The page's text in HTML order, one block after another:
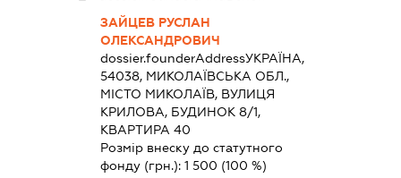
ЗАЙЦЕВ РУСЛАН
ОЛЕКСАНДРОВИЧ
dossier.founderAddressУКРАЇНА,
54038, МИКОЛАЇВСЬКА ОБЛ.,
МІСТО МИКОЛАЇВ, ВУЛИЦЯ
КРИЛОВА, БУДИНОК 8/1,
КВАРТИРА 40
Розмір внеску до статутного
фонду (грн.):1 500 (100 %)